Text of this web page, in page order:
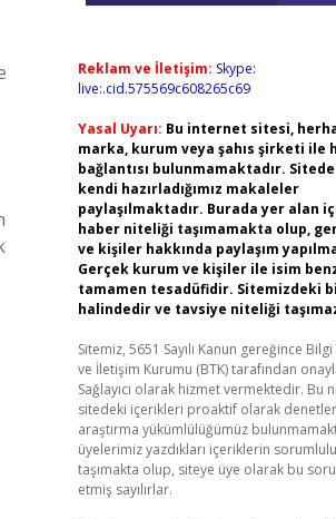
Reklam ve İletişim: Skype:
live:.cid.575569c608265c69
Yasal Uyarı: Bu internet sitesi,
marka, kurum veya şahıs şirketi ile
bağlantısı bulunmamaktadır. Sitede
kendi hazırladığımız makaleler
paylaşılmaktadır. Burada yer alan
haber niteliği taşımamakta olup,
ve kişiler hakkında paylaşım
Gerçek kurum ve kişiler ile isim
tamamen tesadüfidir. Sitemizdeki
halindedir ve tavsiye niteliği
Sitemiz, 5651 Sayılı Kanun gereğince
ve İletişim Kurumu (BTK) tarafından
Sağlayıcı olarak hizmet vermektedir. Bu
sitedeki içerikleri proaktif olarak
araştırma yükümlülüğümüz
üyelerimiz yazdıkları içeriklerin
taşımakta olup, siteye üye olarak bu
etmiş sayılırlar.